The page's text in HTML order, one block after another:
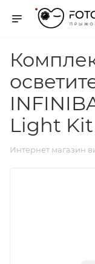
Light Kit
Интернет магазин